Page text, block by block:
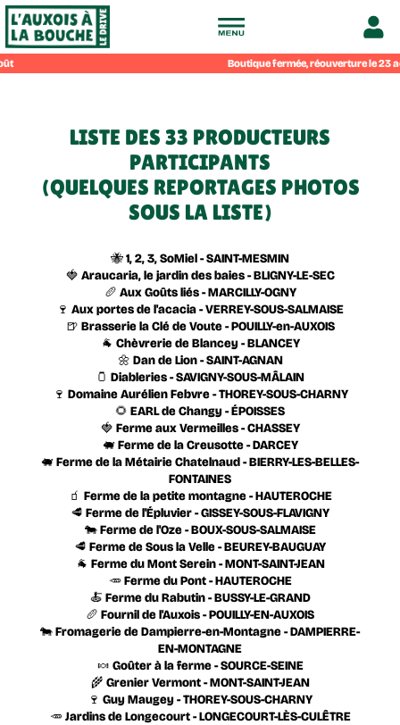
de
l'Auxois
la
bouche
LISTE DES 33 PRODUCTEURS
PARTICIPANTS
(QUELQUES REPORTAGES PHOTOS
SOUS LA LISTE)
🐝 1, 2, 3, SoMiel - SAINT-MESMIN
🍓 Araucaria, le jardin des baies - BLIGNY-LE-SEC
🥖 Aux Goûts liés - MARCILLY-OGNY
🍷 Aux portes de l'acacia - VERREY-SOUS-SALMAISE
🍺 Brasserie la Clé de Voute - POUILLY-en-AUXOIS
🐐 Chèvrerie de Blancey - BLANCEY
🌼 Dan de Lion - SAINT-AGNAN
🫙 Diableries - SAVIGNY-SOUS-MÂLAIN
🍷 Domaine Aurélien Febvre - THOREY-SOUS-CHARNY
🌻 EARL de Changy - ÉPOISSES
🍓 Ferme aux Vermeilles - CHASSEY
🐖 Ferme de la Creusotte - DARCEY
🐖 Ferme de la Métairie Chatelnaud - BIERRY-LES-BELLES-
FONTAINES
🧃 Ferme de la petite montagne - HAUTEROCHE
🥩 Ferme de l'Épluvier - GISSEY-SOUS-FLAVIGNY
🐄 Ferme de l'Oze - BOUX-SOUS-SALMAISE
🥩 Ferme de Sous la Velle - BEUREY-BAUGUAY
🐐 Ferme du Mont Serein - MONT-SAINT-JEAN
🥕 Ferme du Pont - HAUTEROCHE
🍝 Ferme du Rabutin - BUSSY-LE-GRAND
🥖 Fournil de l'Auxois - POUILLY-EN-AUXOIS
🐄 Fromagerie de Dampierre-en-Montagne - DAMPIERRE-
EN-MONTAGNE
🍬 Goûter à la ferme - SOURCE-SEINE
🌾 Grenier Vermont - MONT-SAINT-JEAN
🍷 Guy Maugey - THOREY-SOUS-CHARNY
🥕 Jardins de Longecourt - LONGECOURT-LÈS-CULÊTRE